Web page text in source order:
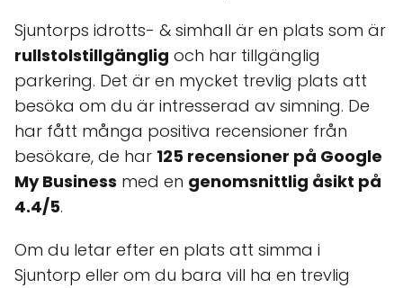
Sjuntorps idrotts- & simhall är en plats som är
rullstolstillgänglig och har tillgänglig
parkering. Det är en mycket trevlig plats att
besöka om du är intresserad av simning. De
har fått många positiva recensioner från
besökare, de har 125 recensioner på Google
My Business med en genomsnittlig åsikt på
4.4/5.
Om du letar efter en plats att simma i
Sjuntorp eller om du bara vill ha en trevlig